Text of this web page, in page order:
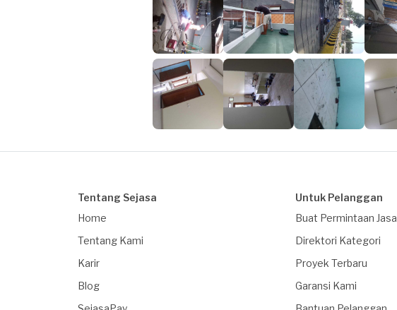
Tentang Sejasa
Home
Tentang Kami
Karir
Blog
Untuk Pelanggan
Buat Permintaan Jasa
Direktori Kategori
Proyek Terbaru
Garansi Kami